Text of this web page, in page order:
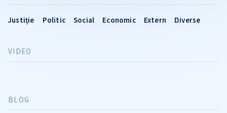
Justiție Politic Social Economic Extern Diverse
VIDEO
BLOG